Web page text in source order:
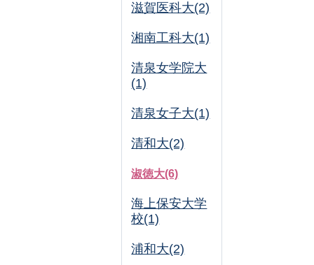
滋賀医科大(2)
湘南工科大(1)
清泉女学院大
(1)
清泉女子大(1)
清和大(2)
淑徳大(6)
海上保安大学
校(1)
浦和大(2)